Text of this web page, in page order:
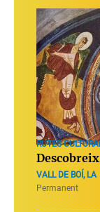
RUTES
VALL DE BOÍ, LA
Permanent